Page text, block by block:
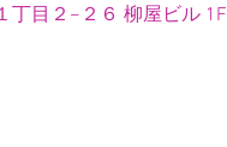
丁目２−２６ 柳屋ビル 1F